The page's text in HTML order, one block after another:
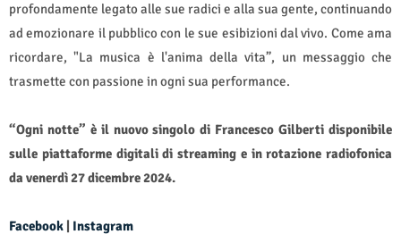
profondamente legato alle sue radici e alla sua gente, continuando
ad emozionare il pubblico con le sue esibizioni dal vivo. Come ama
ricordare, "La musica è l'anima della vita”, un messaggio che
trasmette con passione in ogni sua performance.
“Ogni notte” è il nuovo singolo di Francesco Gilberti disponibile
sulle piattaforme digitali di streaming e in rotazione radiofonica
da venerdì 27 dicembre 2024.
Facebook Instagram